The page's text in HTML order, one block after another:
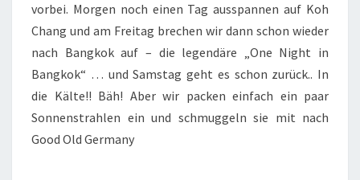
vorbei. Morgen noch einen Tag ausspannen auf Koh
Chang und am Freitag brechen wir dann schon wieder
nach Bangkok auf – die legendäre „One Night in
Bangkok“ … und Samstag geht es schon zurück.. In
die Kälte!! Bäh! Aber wir packen einfach ein paar
Sonnenstrahlen ein und schmuggeln sie mit nach
Good Old Germany